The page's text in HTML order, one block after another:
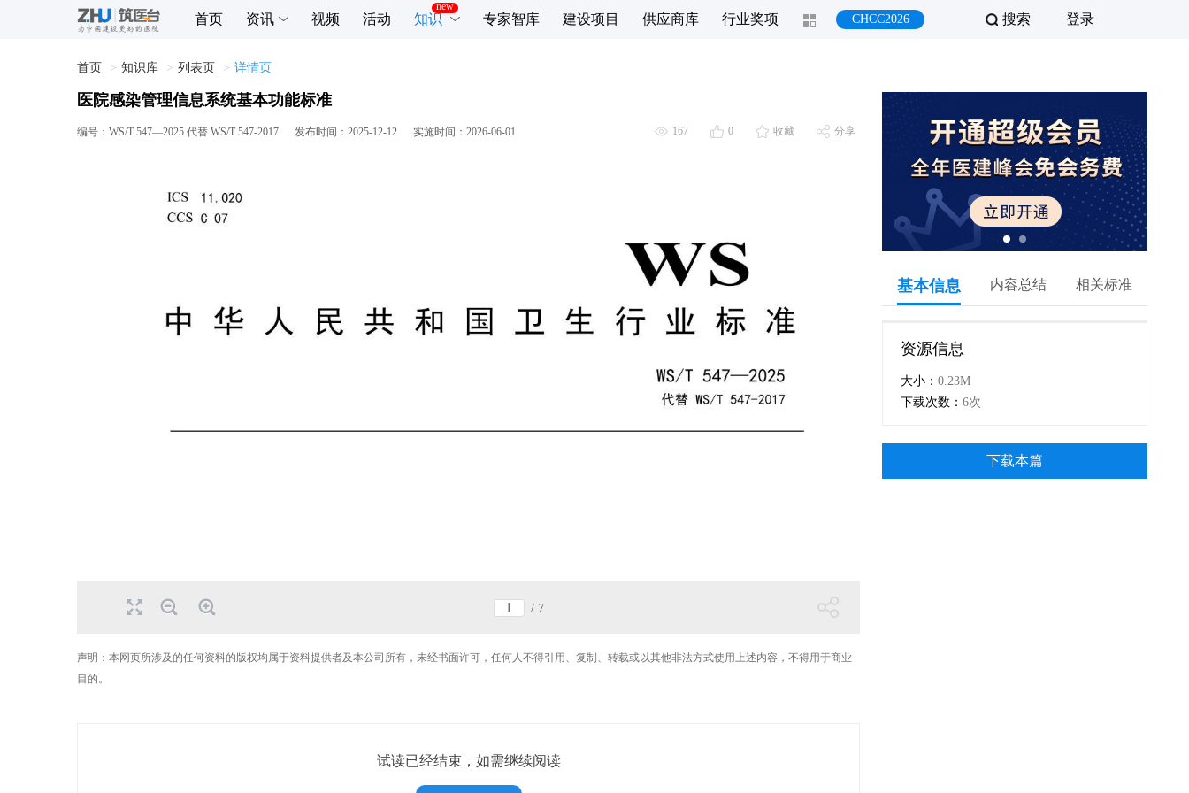
登录
搜索
首页 资讯 视频 活动 知识 专家智库 建设项目 供应商库 行业奖项 CHCC2026
首页 知识库 列表页 详情页
医院感染管理信息系统基本功能标准
编号： WS/T 547—2025 代替 WS/T 547-2017 发布时间： 2025-12-12 实施时间： 2026-06-01 167 0 收藏 分享
/ 7
声明：本网页所涉及的任何资料的版权均属于资料提供者及本公司所有，未经书面许可，任何人不得引用、复制、转载或以其他非法方式使用上述内容，不得用于商业
目的。
试读已经结束，如需继续阅读
基本信息 内容总结 相关标准
资源信息
大小： 0.23M
下载次数： 6次
下载本篇